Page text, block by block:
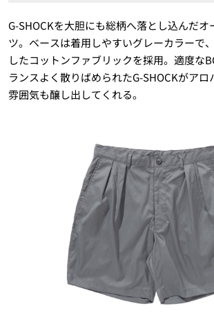
G-SHOCKを大胆にも総柄へ落とし込んだオ
ツ。ベースは着用しやすいグレーカラーで
したコットンファブリックを採用。適度な
ランスよく散りばめられたG-SHOCKがア
雰囲気も醸し出してくれる。